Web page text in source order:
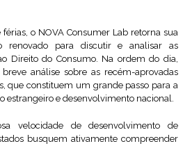
o NOVA Consumer Lab retorna sua
renovado para discutir e analisar as
Direito do Consumo. Na ordem do dia,
análise sobre as recém-aprovadas
que constituem um grande passo para a
estrangeiro e desenvolvimento nacional.
velocidade de desenvolvimento de
busquem ativamente compreender